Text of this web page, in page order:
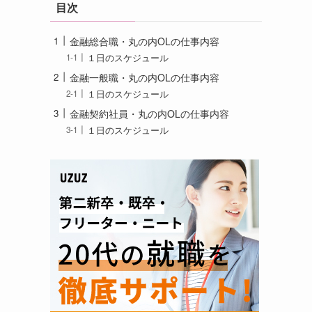
目次
金融総合職・丸の内OLの仕事内容
１日のスケジュール
金融一般職・丸の内OLの仕事内容
１日のスケジュール
金融契約社員・丸の内OLの仕事内容
１日のスケジュール